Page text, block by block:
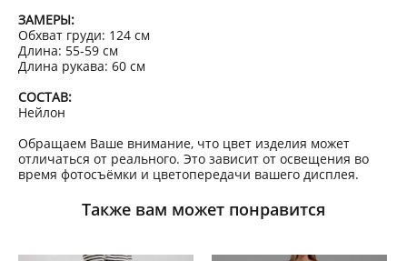
ЗАМЕРЫ:
Обхват груди: 124 см
Длина: 55-59 см
Длина рукава: 60 см
СОСТАВ:
Нейлон
Обращаем Ваше внимание, что цвет изделия может
отличаться от реального. Это зависит от освещения во
время фотосъёмки и цветопередачи вашего дисплея.
Также вам может понравится